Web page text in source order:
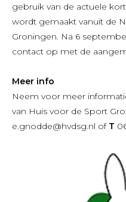
gebruik van de actuele
wordt gemaakt vanuit de
Groningen. Na 6
contact op met de
Meer info
Neem voor meer
van Huis voor de Sport
e.gnodde@hvdsg.nl of T